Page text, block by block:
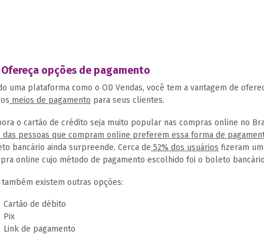
Ofereça opções de pagamento
uma plataforma como o OD Vendas, você tem a vantagem de
meios de pagamento para seus clientes.
o cartão de crédito seja muito popular nas compras online no
das pessoas que compram online preferem essa forma de
bancário ainda surpreende. Cerca de 52% dos usuários fizeram
online cujo método de pagamento escolhido foi o boleto
também existem outras opções:
Cartão de débito
Pix
Link de pagamento